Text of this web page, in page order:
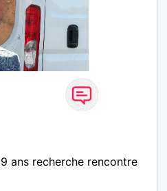
ans recherche rencontre